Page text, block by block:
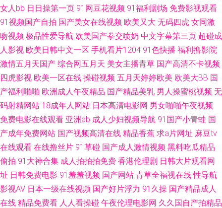
精品久久嫩草 久久五区 在线播放福利AV 超碰操cao 日韩新片www44w 91激
情双飞 91九色高潮 91影音先锋图片资源 亚州射逼 www91尤物网 欧美后入
91线上网站 蜜桃视频亚洲专区 91免费视频国产 黃色網五月天偷拍 午夜寂寞
看成人 91无码青久 极品伪娘肛交视频观看 夜福利导航国产 韩欧美日久 一级
片麻豆久久 大香蕉母伦理 五月天福利资源网 91堂天 九九视频福利 午夜福利
资源 WWW久久精品 蜜桃视频免费观看 在线l精品99 日韩欧美午夜场 91美脚
在线 久草福利在线 91免免费版黄完整 狠狠干第一页 亚洲天堂精品视频 国产
亚洲欧美成人 青草青草视频 欧美不卡二期 91成年成年进入人口 91视屏专区
女人bb 日日操第一页 91网豆花视频 91福利剧场 免费影视观看
91视频国产自拍 国产美女在线视频 欧美又大 无码四虎 女同激
吻视频 极品性爱导航 欧美国产拳交喷奶 中文字幕第三页 超碰成
人影视 欧美日韩中文一区 手机看片1204 91色快播 福利撸影院
激情五月天国产 综合网五月天 美女主播青草 国产高清不卡视频
四虎影视 欧美一区在线 操碰视频 五月天婷婷欧美 欧美大BB 国
产福利啪啪 欧洲成人午夜精品 国产精品美乳 男人操蜜桃视频 无
码射精网站 18成年人网站 日本高清电影网 男女啪啪午夜视频
免费电影在线观看 亚洲ab 成人少妇视频导航 91国产小青蛙 国
产成年免费网站 国产视频高清在线 精品香蕉 求a片网址 麻豆tv
在线观看 在线撸丝片 91草碰 国产成人激情视频 黑料吃瓜精品
偷拍 91大神合集 成人拍拍拍免费 香港伦理剧 日韩大片观看网
址 日韩免费电影 91羞羞视频 国产网站 青草全福视在线 性导航
影视AV 日本一级在线视频 国产好片浮力 91久操 国产精品成人
在线 精品免费看 人人看操碰 午夜伦理电影网 久久国自产拍精品